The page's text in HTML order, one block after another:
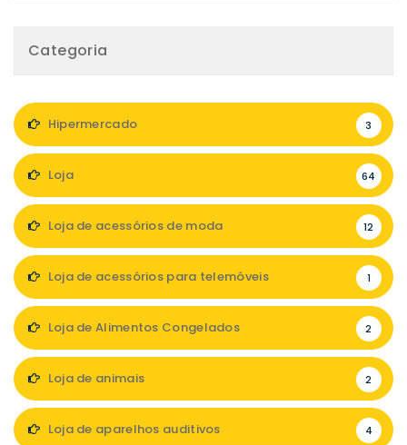
Categoria
Hipermercado 3
Loja 64
Loja de acessórios de moda 12
Loja de acessórios para telemóveis 1
Loja de Alimentos Congelados 2
Loja de animais 2
Loja de aparelhos auditivos 4